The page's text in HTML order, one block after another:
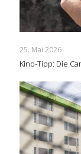
25. Mai 2026
Kino-Tipp: Die